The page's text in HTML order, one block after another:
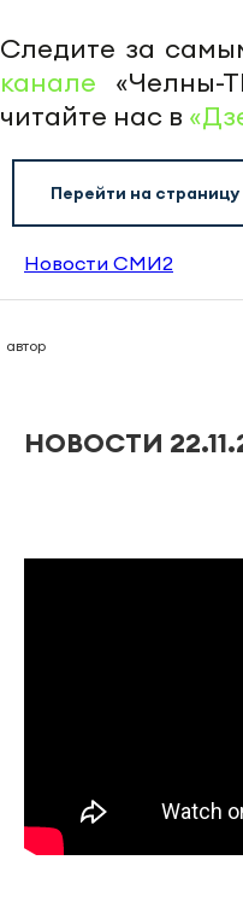
Следите за
канале «Челны-
читайте нас в
Перейти на страницу
Новости СМИ2
автор
НОВОСТИ